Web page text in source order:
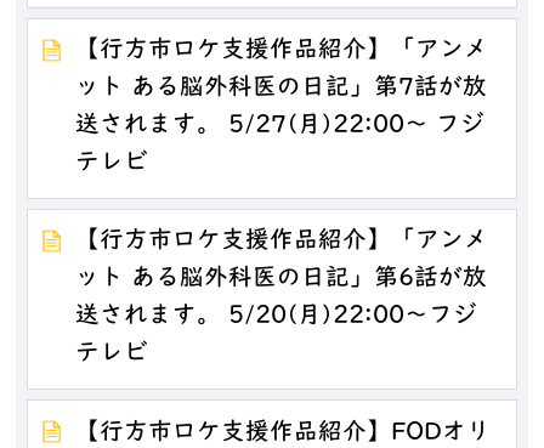
【行方市ロケ支援作品紹介】「アンメ
ット ある脳外科医の日記」第7話が放
送されます。 5/27(月)22:00～ フジ
テレビ
【行方市ロケ支援作品紹介】「アンメ
ット ある脳外科医の日記」第6話が放
送されます。 5/20(月)22:00～フジ
テレビ
【行方市ロケ支援作品紹介】FODオリ